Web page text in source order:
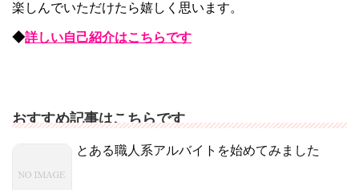
楽しんでいただけたら嬉しく思います。
◆詳しい自己紹介はこちらです
おすすめ記事はこちらです
とある職人系アルバイトを始めてみました